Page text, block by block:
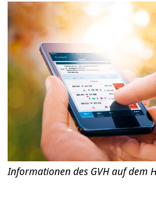
Informationen des GVH auf dem